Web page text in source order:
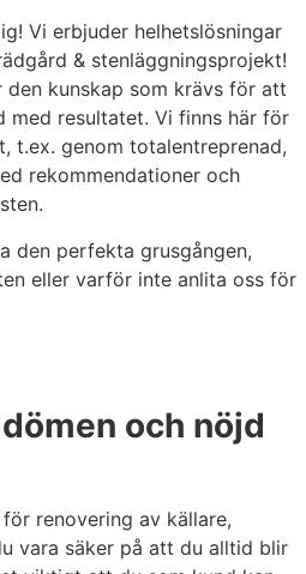
Vi erbjuder helhetslösningar
& stenläggningsprojekt!
den kunskap som krävs för att
med resultatet. Vi finns här för
t.ex. genom totalentreprenad,
rekommendationer och
den perfekta grusgången,
eller varför inte anlita oss för
och nöjd
renovering av källare,
vara säker på att du alltid blir